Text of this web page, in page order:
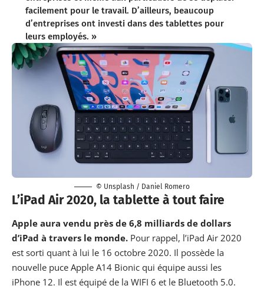
facilement pour le travail. D’ailleurs, beaucoup
d’entreprises ont investi dans des tablettes pour
leurs employés. »
© Unsplash / Daniel Romero
L’iPad Air 2020, la tablette à tout faire
Apple aura vendu près de 6,8 milliards de dollars
d’iPad à travers le monde. Pour rappel, l’iPad Air 2020
est sorti quant à lui le 16 octobre 2020. Il possède la
nouvelle puce Apple A14 Bionic qui équipe aussi les
iPhone 12. Il est équipé de la WIFI 6 et le Bluetooth 5.0.